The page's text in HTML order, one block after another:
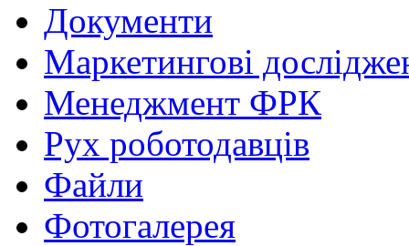
Документи
Маркетингові
Менеджмент ФРК
Рух роботодавців
Файли
Фотогалерея